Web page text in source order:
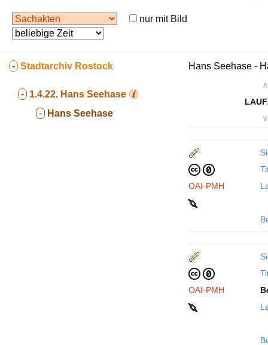
nur mit Bild
- Stadtarchiv Rostock
- 1.4.22. Hans Seehase
- Hans Seehase
Hans Seehase -
∧
∨
OAI-PMH
OAI-PMH